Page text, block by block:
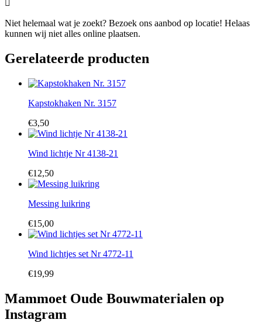
Niet helemaal wat je zoekt? Bezoek ons aanbod op locatie! Helaas
kunnen wij niet alles online plaatsen.
Gerelateerde producten
Kapstokhaken Nr. 3157
€3,50
Wind lichtje Nr 4138-21
€12,50
Messing luikring
€15,00
Wind lichtjes set Nr 4772-11
€19,99
Mammoet Oude Bouwmaterialen op
Instagram